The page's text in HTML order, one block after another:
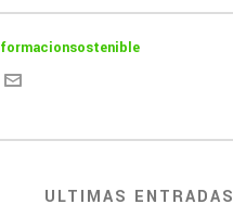
formacionsostenible
ULTIMAS ENTRADAS